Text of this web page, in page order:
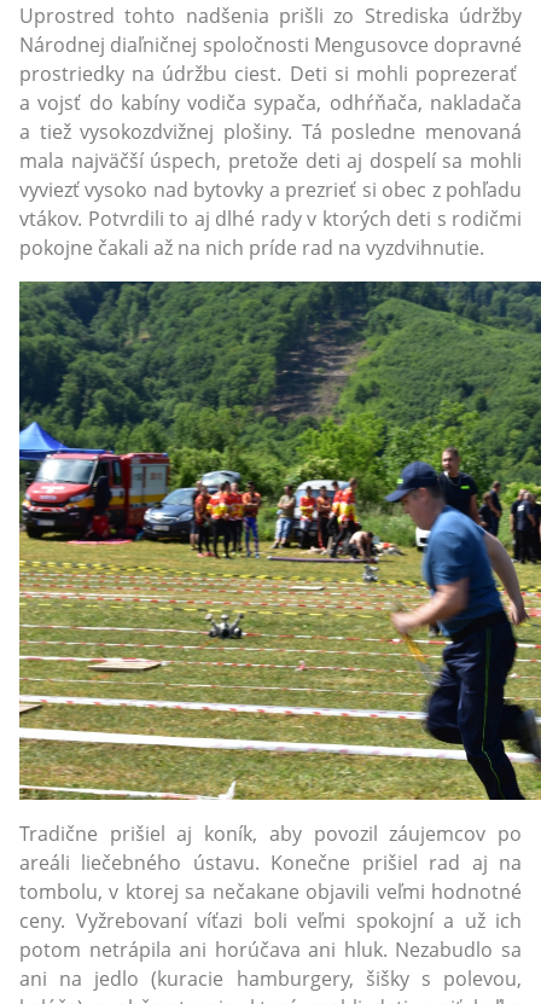
Uprostred tohto nadšenia prišli zo Strediska údržby
Národnej diaľničnej spoločnosti Mengusovce dopravné
prostriedky na údržbu ciest. Deti si mohli poprezerať
a vojsť do kabíny vodiča sypača, odhŕňača, nakladača
a tiež vysokozdvižnej plošiny. Tá posledne menovaná
mala najväčší úspech, pretože deti aj dospelí sa mohli
vyviezť vysoko nad bytovky a prezrieť si obec z pohľadu
vtákov. Potvrdili to aj dlhé rady v ktorých deti s rodičmi
pokojne čakali až na nich príde rad na vyzdvihnutie.
Tradične prišiel aj koník, aby povozil záujemcov po
areáli liečebného ústavu. Konečne prišiel rad aj na
tombolu, v ktorej sa nečakane objavili veľmi hodnotné
ceny. Vyžrebovaní víťazi boli veľmi spokojní a už ich
potom netrápila ani horúčava ani hluk. Nezabudlo sa
ani na jedlo (kuracie hamburgery, šišky s polevou,